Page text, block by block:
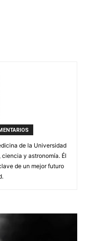
de la Universidad
y astronomía. Él
de un mejor futuro